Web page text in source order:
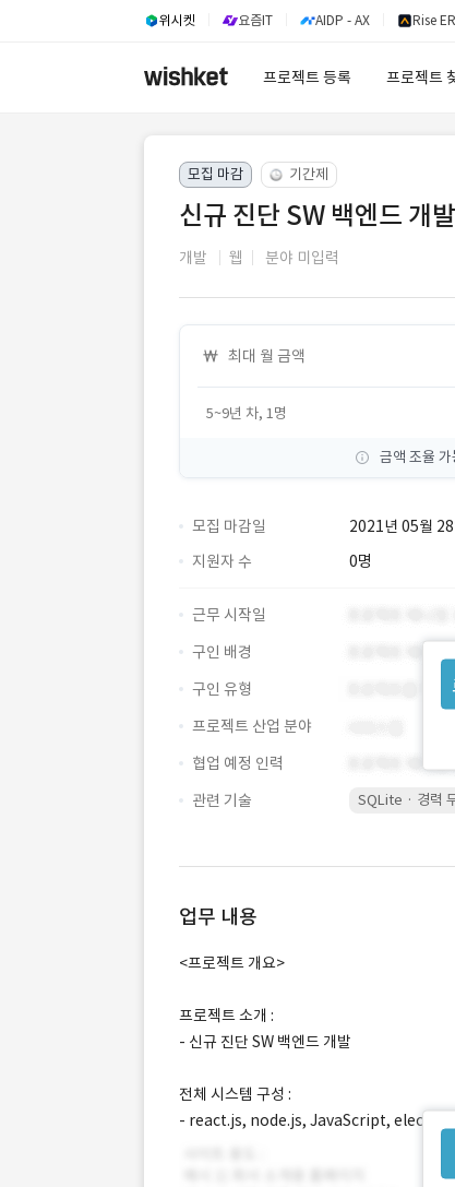
위시켓 요즘IT AIDP - AX Rise
프로젝트 등록 프로젝트
모집 마감 기간제
신규 진단 SW 백엔드 개발
개발 웹 분야 미입력
최대 월 금액
5~9년 차, 1명
금액 조율 가
모집 마감일
2021년 05월 28
지원자 수
0명
근무 시작일
구인 배경
구인 유형
프로젝트 산업 분야
협업 예정 인력
관련 기술
SQLite · 경력
업무 내용
<프로젝트 개요>
프로젝트 소개 :
- 신규 진단 SW 백엔드 개발
전체 시스템 구성 :
- react.js, node.js, JavaScript, electron